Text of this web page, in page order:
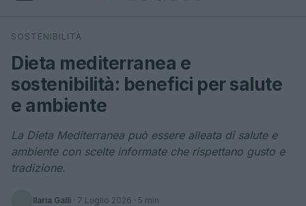
Cerca
SOSTENIBILITÀ
Dieta mediterranea e
sostenibilità: benefici per salute
e ambiente
La Dieta Mediterranea può essere alleata di salute e
ambiente con scelte informate che rispettano gusto e
tradizione.
Ilaria Galli · 7 Luglio 2026 · 5 min